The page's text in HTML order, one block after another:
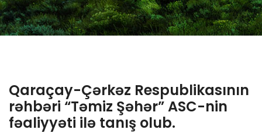
Qaraçay-Çərkəz Respublikasının
rəhbəri “Təmiz Şəhər” ASC-nin
fəaliyyəti ilə tanış olub.